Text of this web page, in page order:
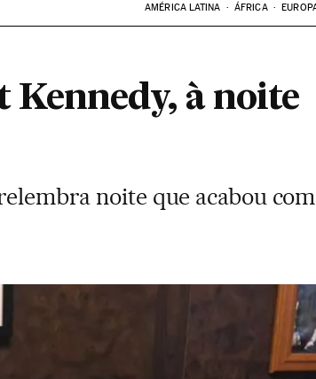
AMÉRICA LATINA ÁFRICA
Kennedy, à noite
noite que acabou